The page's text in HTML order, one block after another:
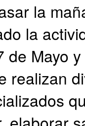
la
la
de Mayo
realizan